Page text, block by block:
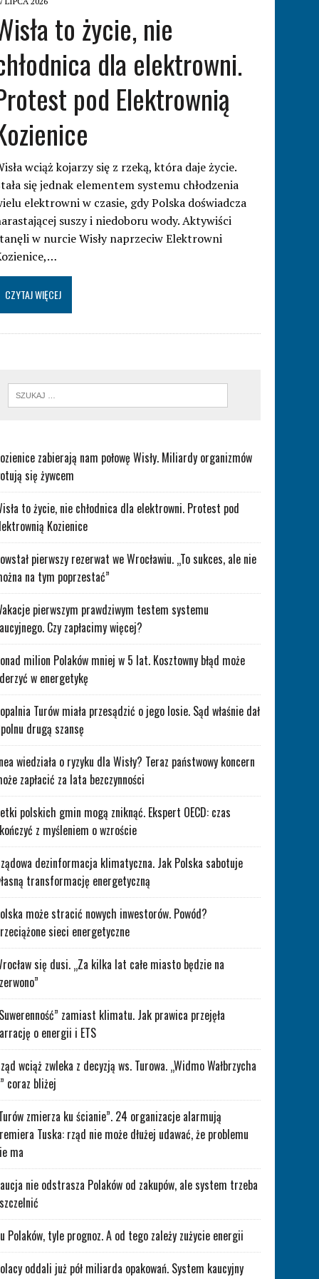
to życie, nie
dla elektrowni.
pod Elektrownią
wciąż kojarzy się z rzeką, która daje życie.
się jednak elementem systemu chłodzenia
elektrowni w czasie, gdy Polska doświadcza
suszy i niedoboru wody. Aktywiści
w nurcie Wisły naprzeciw Elektrowni
CZYTAJ WIĘCEJ
zabierają nam połowę Wisły. Miliardy organizmów
się żywcem
to życie, nie chłodnica dla elektrowni. Protest pod
Kozienice
pierwszy rezerwat we Wrocławiu. „To sukces, ale nie
na tym poprzestać”
pierwszym prawdziwym testem systemu
Czy zapłacimy więcej?
milion Polaków mniej w 5 lat. Kosztowny błąd może
w energetykę
Turów miała przesądzić o jego losie. Sąd właśnie dał
drugą szansę
wiedziała o ryzyku dla Wisły? Teraz państwowy koncern
zapłacić za lata bezczynności
polskich gmin mogą zniknąć. Ekspert OECD: czas
z myśleniem o wzroście
dezinformacja klimatyczna. Jak Polska sabotuje
transformację energetyczną
może stracić nowych inwestorów. Powód?
sieci energetyczne
się dusi. „Za kilka lat całe miasto będzie na
zamiast klimatu. Jak prawica przejęła
o energii i ETS
wciąż zwleka z decyzją ws. Turowa. „Widmo Wałbrzycha
coraz bliżej
zmierza ku ścianie”. 24 organizacje alarmują
Tuska: rząd nie może dłużej udawać, że problemu
ma
nie odstrasza Polaków od zakupów, ale system trzeba
Polaków, tyle prognoz. A od tego zależy zużycie energii
oddali już pół miliarda opakowań. System kaucyjny